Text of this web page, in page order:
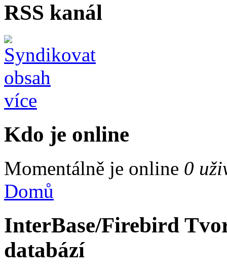
RSS kanál
více
Kdo je online
Momentálně je online 0
Domů
InterBase/Firebird
databází